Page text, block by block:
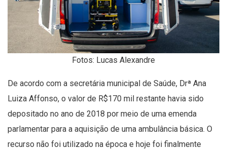
Fotos: Lucas Alexandre
De acordo com a secretária municipal de Saúde, Drª Ana
Luiza Affonso, o valor de R$170 mil restante havia sido
depositado no ano de 2018 por meio de uma emenda
parlamentar para a aquisição de uma ambulância básica. O
recurso não foi utilizado na época e hoje foi finalmente